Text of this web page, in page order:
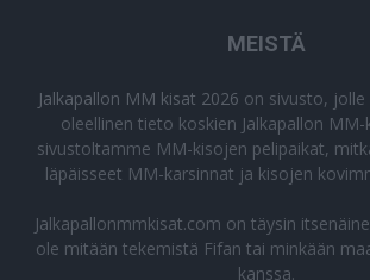
MEISTÄ
Jalkapallon MM kisat 2026 on sivusto,
oleellinen tieto koskien Jalkapallon
sivustoltamme MM-kisojen pelipaikat,
läpäisseet MM-karsinnat ja kisojen
Jalkapallonmmkisat.com on täysin
ole mitään tekemistä Fifan tai minkään
kanssa.